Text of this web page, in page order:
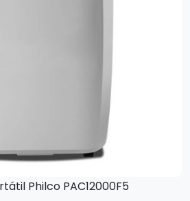
Philco PAC12000F5